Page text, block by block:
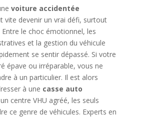
voiture accidentée
vite devenir un vrai défi, surtout
le choc émotionnel, les
et la gestion du véhicule
se sentir dépassé. Si votre
épave ou irréparable, vous ne
à un particulier. Il est alors
à une casse auto
centre VHU agréé, les seuls
ce genre de véhicules. Experts en